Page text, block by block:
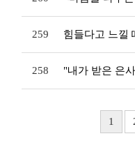
259 힘들다고 느낄
258 "내가 받은 은
1